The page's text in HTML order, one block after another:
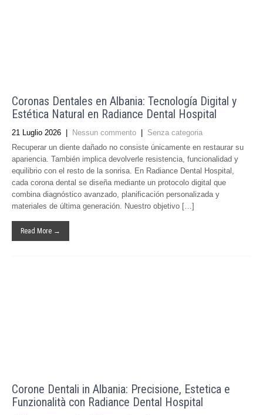
Coronas Dentales en Albania: Tecnología Digital y
Estética Natural en Radiance Dental Hospital
21 Luglio 2026 | Nessun commento | Senza categoria
Recuperar un diente dañado no consiste únicamente en restaurar su
apariencia. También implica devolverle resistencia, funcionalidad y
equilibrio con el resto de la sonrisa. En Radiance Dental Hospital,
cada corona dental se diseña mediante un protocolo digital que
combina diagnóstico avanzado, planificación personalizada y
materiales de última generación. Nuestro objetivo […]
Read More →
Corone Dentali in Albania: Precisione, Estetica e
Funzionalità con Radiance Dental Hospital